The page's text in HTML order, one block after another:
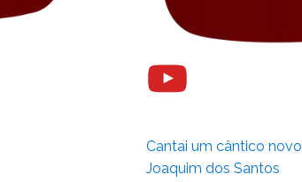
Cantai um cântico novo
Joaquim dos Santos